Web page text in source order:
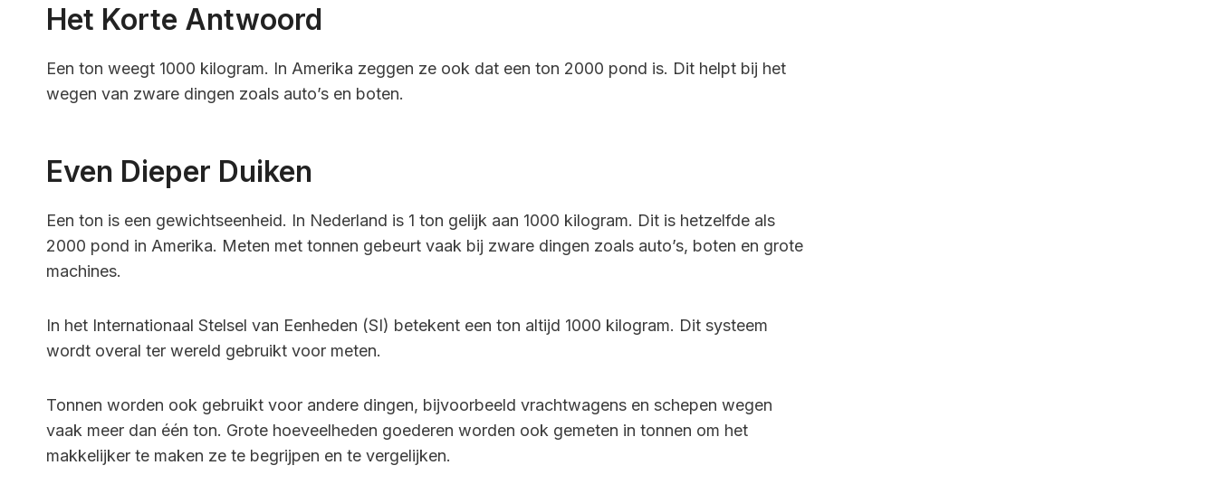
Het Korte Antwoord
Een ton weegt 1000 kilogram. In Amerika zeggen ze ook dat een ton 2000 pond is. Dit helpt bij het
wegen van zware dingen zoals auto’s en boten.
Even Dieper Duiken
Een ton is een gewichtseenheid. In Nederland is 1 ton gelijk aan 1000 kilogram. Dit is hetzelfde als
2000 pond in Amerika. Meten met tonnen gebeurt vaak bij zware dingen zoals auto’s, boten en grote
machines.
In het Internationaal Stelsel van Eenheden (SI) betekent een ton altijd 1000 kilogram. Dit systeem
wordt overal ter wereld gebruikt voor meten.
Tonnen worden ook gebruikt voor andere dingen, bijvoorbeeld vrachtwagens en schepen wegen
vaak meer dan één ton. Grote hoeveelheden goederen worden ook gemeten in tonnen om het
makkelijker te maken ze te begrijpen en te vergelijken.